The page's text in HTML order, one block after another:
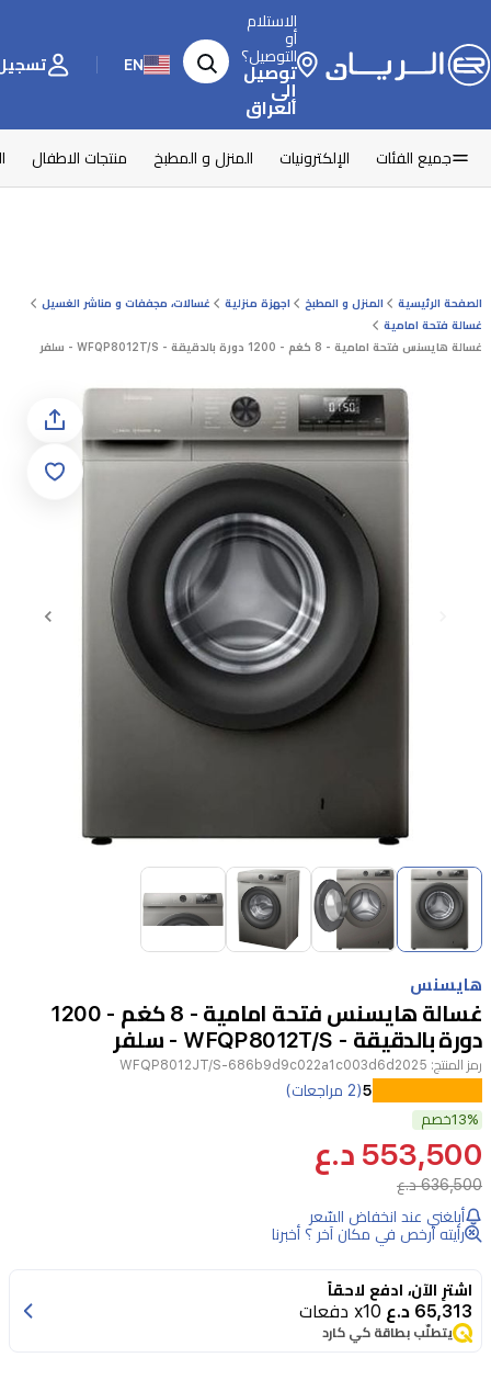
الاستلام
أو
التوصيل؟
توصيل
إلى
العراق
EN تسجيل
جميع الفئات الإلكترونيات المنزل و المطبخ منتجات الاطفال
الصفحة الرئيسية المنزل و المطبخ اجهزة منزلية
غسالات، مجففات و مناشر الغسيل
غسالة فتحة امامية
غسالة هايسنس فتحة امامية - 8 كغم - 1200 دورة بالدقيقة - WFQP8012T/S - سلفر
Item
of
1
of
4
هايسنس
غسالة هايسنس فتحة امامية - 8 كغم - 1200
دورة بالدقيقة - WFQP8012T/S - سلفر
رمز المنتج: WFQP8012JT/S-686b9d9c022a1c003d6d2025
غسالة
هايسنس
الأمامية
بسعة
8
برامج
غسيل
5(2 مراجعات)
13%خصم
553,500 د.ع
636,500 د.ع
أبلغني عند انخفاض السّعر
رأيته أرخص في مكان آخر ؟ أخبرنا
اشترِ الآن، ادفع لاحقاً
65,313 د.ع x10 دفعات
يتطلّب بطاقة كي كارد